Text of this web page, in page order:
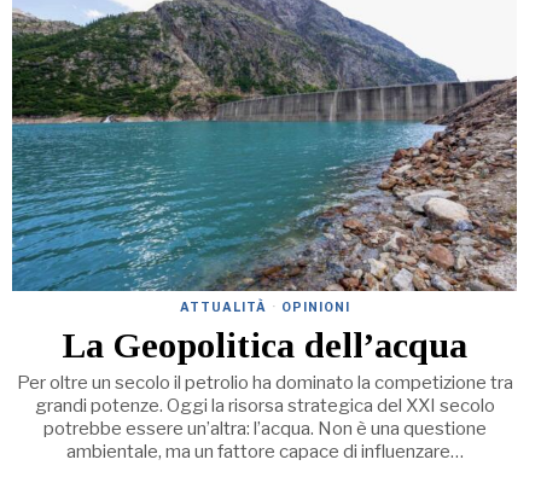
ATTUALITÀ · OPINIONI
La Geopolitica dell’acqua
Per oltre un secolo il petrolio ha dominato la competizione tra
grandi potenze. Oggi la risorsa strategica del XXI secolo
potrebbe essere un’altra: l’acqua. Non è una questione
ambientale, ma un fattore capace di influenzare…